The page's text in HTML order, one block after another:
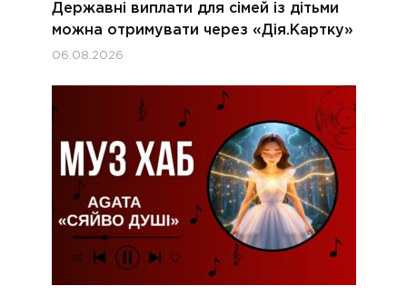
Державні виплати для сімей із дітьми
можна отримувати через «Дія.Картку»
06.08.2026